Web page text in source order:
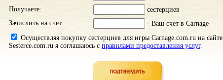
Получаете:
сестерциев
Зачислить на счет:
- Ваш счет в Carnage
Осуществляя покупку сестерциев для игры Carnage.com.ru на сайте
Sesterce.com.ru я соглашаюсь с правилами предоставления услуг.